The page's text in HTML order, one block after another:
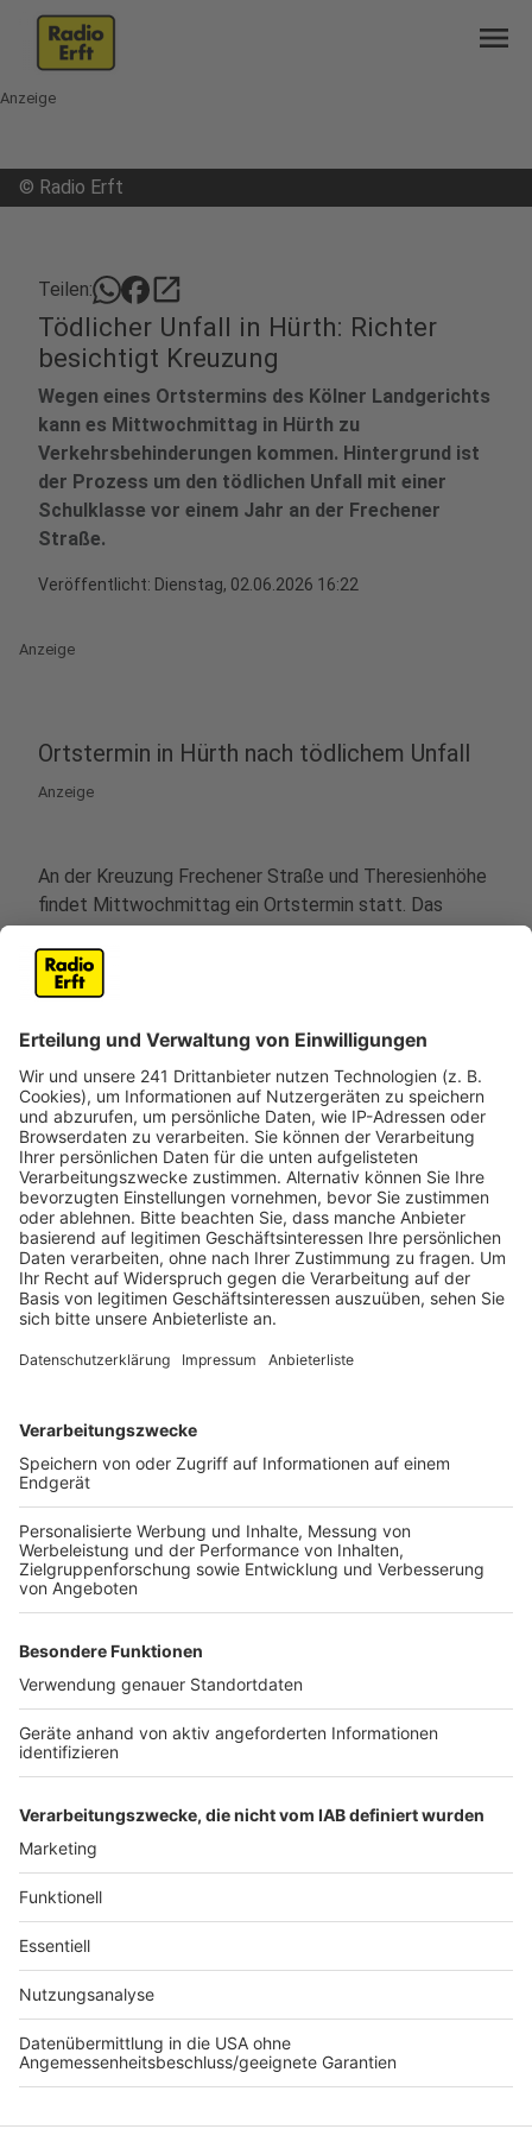
menu
Anzeige
© Radio Erft
Teilen: open_in_new
Tödlicher Unfall in Hürth: Richter
besichtigt Kreuzung
Wegen eines Ortstermins des Kölner Landgerichts
kann es Mittwochmittag in Hürth zu
Verkehrsbehinderungen kommen. Hintergrund ist
der Prozess um den tödlichen Unfall mit einer
Schulklasse vor einem Jahr an der Frechener
Straße.
Veröffentlicht: Dienstag, 02.06.2026 16:22
Anzeige
Ortstermin in Hürth nach tödlichem Unfall
Anzeige
An der Kreuzung Frechener Straße und Theresienhöhe
findet Mittwochmittag ein Ortstermin statt. Das
Kölner Landgericht will sich im Prozess um den
tödlichen Unfall mit einer Schulklasse ein eigenes Bild
von der Lage machen. Der Vorsitzende Richter hält
Verhandlungstagen für erforderlich. Zwar liegen Fotos
vom Unfalltag vor, doch die Beteiligten sollen die
Situation vor Ort selbst einschätzen können. Während
des Termins wird die Polizei den Bereich absperren.
Autofahrer müssen sich daher kurzzeitig auf
Behinderungen im Bereich der Kreuzung einstellen.
Bei dem Termin geht es unter anderem um die Frage,
wie gut der Fahrer den Überweg der Schulklasse
einsehen konnte. Auch die Ampelschaltung an der
Kreuzung ist nach wie vor ein wichtiges Thema im
Verfahren. Ursprünglich sollte der Prozess bereits am
Umständen des Unglücks vor einem Jahr.
Anzeige
Weitere Themen von Rhein und Erft
Besichtigung des Kölner Doms kostet ab Juli
Eintritt
Handyverbot an Hürther Gymnasium
Rhein-Erft-Kreis: Über 140 Einkommensmillionäre
bei uns im Kreis
Anzeige
Anzeige